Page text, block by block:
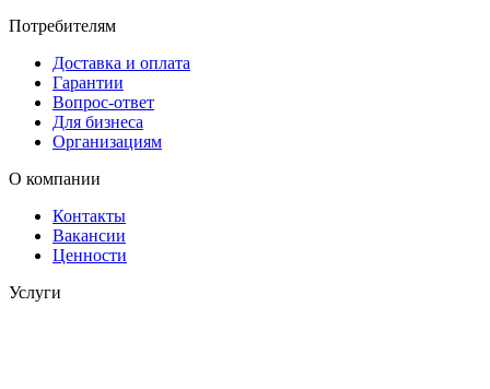
Потребителям
Доставка и оплата
Гарантии
Вопрос-ответ
Для бизнеса
Организациям
О компании
Контакты
Вакансии
Ценности
Услуги